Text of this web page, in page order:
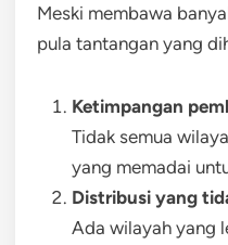
Meski membawa
pula tantangan yang
Ketimpangan
Tidak semua
yang memadai
Distribusi yang
Ada wilayah yang